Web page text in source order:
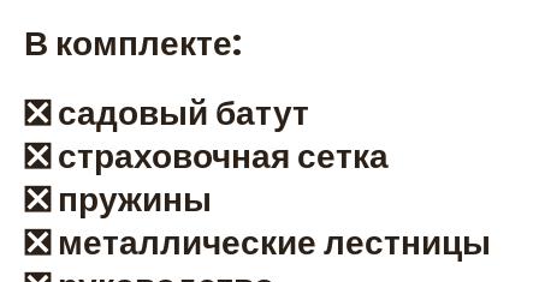
В комплекте:
❎ садовый батут
❎ страховочная сетка
❎ пружины
❎ металлические лестницы